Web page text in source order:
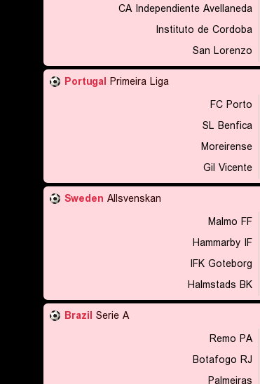
CA Independiente Avellaneda
Instituto de Cordoba
San Lorenzo
Portugal Primeira Liga
FC Porto
SL Benfica
Moreirense
Gil Vicente
Sweden Allsvenskan
Malmo FF
Hammarby IF
IFK Goteborg
Halmstads BK
Brazil Serie A
Remo PA
Botafogo RJ